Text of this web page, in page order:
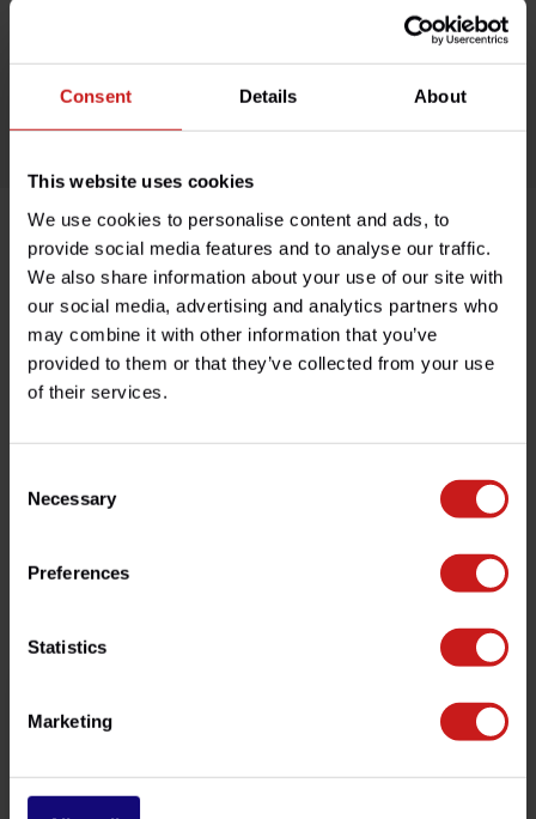
Consent Details About
This website uses cookies
We use cookies to personalise content and ads, to
provide social media features and to analyse our traffic.
We also share information about your use of our site with
our social media, advertising and analytics partners who
may combine it with other information that you’ve
provided to them or that they’ve collected from your use
of their services.
Selection
Necessary
Preferences
Statistics
Marketing
Retours faciles et sans histoires
Description du produit
Spécifications
info@britishlegends.fr
. Nous serons ravis de vous aider !